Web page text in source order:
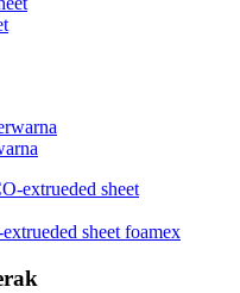
sheet foamex